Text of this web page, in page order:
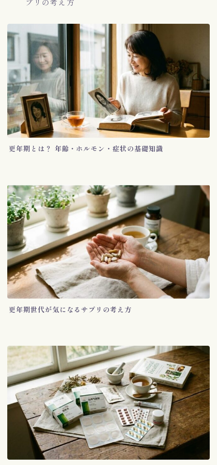
更年期とは？ 年齢・ホルモン・症状の基礎知識
更年期世代が気になるサプリの考え方